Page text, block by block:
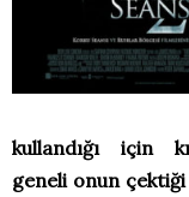
kullandığı için
geneli onun